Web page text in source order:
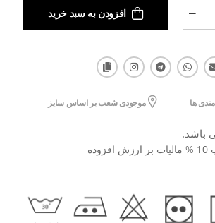
افزودن به سبد خرید
ها موجودی شعب بر اساس سایز
باشد.
قیمت ها با احتساب 10 % مالیات بر ارزش افزوده